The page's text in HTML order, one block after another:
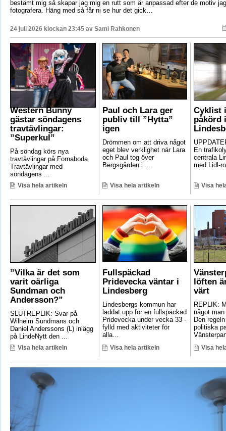
bestämt mig så skapar jag mig en rutt som är anpassad efter de motiv
fotografera. Häng med så får ni se hur det gick…
24 juli 2026 klockan 23:45 av Sami Rahkonen
Western Bunny
gästar söndagens
travtävlingar:
”Superkul”
På söndag körs nya
travtävlingar på Fornaboda
Travtävlingar med
söndagens ...
Visa hela artikeln
Paul och Lara ger
publiv till ”Hytta”
igen
Drömmen om att driva något
eget blev verklighet när Lara
och Paul tog över
Bergsgården i ...
Visa hela artikeln
Cyklist
påkörd
En
centrala
med Lidl-
Visa
”Vilka är det som
varit oärliga
Sundman och
Andersson?”
SLUTREPLIK: Svar på
Wilhelm Sundmans och
Daniel Anderssons (L) inlägg
på LindeNytt den ...
Visa hela artikeln
Fullspäckad
Pridevecka väntar i
Lindesberg
Lindesbergs kommun har
laddat upp för en fullspäckad
Pridevecka under vecka 33 -
fylld med aktiviteter för
alla...
Visa hela artikeln
löften
värt
REPLIK:
något
Den
politiska
Visa